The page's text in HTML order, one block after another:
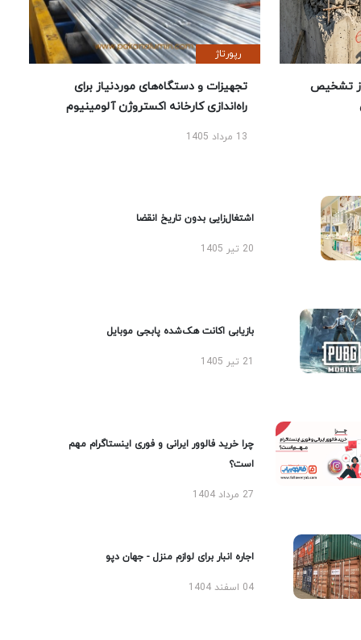
تشخیص
رپورتاژ
تجهیزات و دستگاه‌های موردنیاز برای
راه‌اندازی کارخانه اکستروژن آلومینیوم
13 مرداد 1405
اشتغال‌زایی بدون تاریخ انقضا
20 تیر 1405
بازیابی اکانت هک‌شده پابجی موبایل
چرا خرید فالوور ایرانی و فوری اینستاگرام مهم
است؟
27 مرداد 1404
اجاره انبار برای لوازم منزل - جهان دپو
04 اسفند 1404